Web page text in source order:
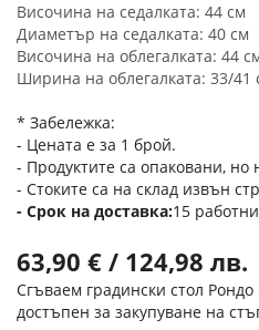
Височина на седалката: 44 см
Диаметър на седалката: 40 см
Височина на облегалката: 44
Ширина на облегалката: 33/41
* Забележка:
- Цената е за 1 брой.
- Продуктите са опаковани, но
- Стоките са на склад извън
Срок на доставка 15
63,90 € / 124,98 лв.
Сгъваем градински стол
достъпен за закупуване на